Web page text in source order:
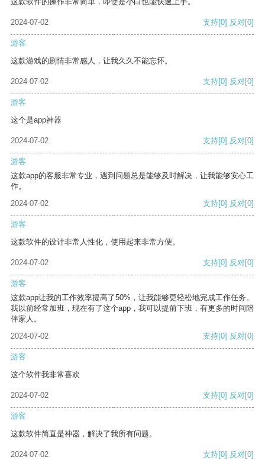
2024-07-02 支持[0] 反对[0]
游客
这款游戏的剧情非常感人，让我久久不能忘怀。
2024-07-02 支持[0] 反对[0]
游客
这个是app神器
2024-07-02 支持[0] 反对[0]
游客
这款app的客服非常专业，遇到问题总是能够及时解决，让我能够安心工
作。
2024-07-02
支持[0] 反对[0]
游客
这款软件的设计非常人性化，使用起来非常方便。
2024-07-02 支持[0] 反对[0]
游客
这款app让我的工作效率提高了50%，让我能够更轻松地完成工作任务。
我以前经常加班，现在有了这个app，我可以提前下班，有更多的时间陪
伴家人。
2024-07-02
支持[0] 反对[0]
游客
这个软件我非常喜欢
2024-07-02 支持[0] 反对[0]
游客
这款软件简直是神器，解决了我所有问题。
2024-07-02 支持[0] 反对[0]